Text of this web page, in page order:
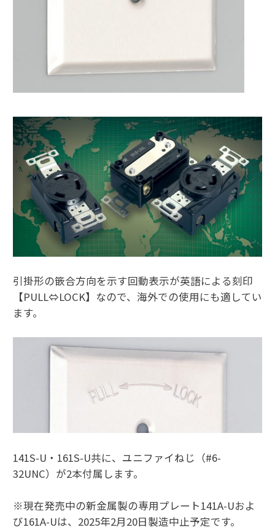
引掛形の篏合方向を示す回動表示が英語による刻印
【PULL⇔LOCK】なので、海外での使用にも適してい
ます。
141S-U・161S-U共に、ユニファイねじ（#6-
32UNC）が2本付属します。
※現在発売中の新金属製の専用プレート141A-Uおよ
び161A-Uは、2025年2月20日製造中止予定です。